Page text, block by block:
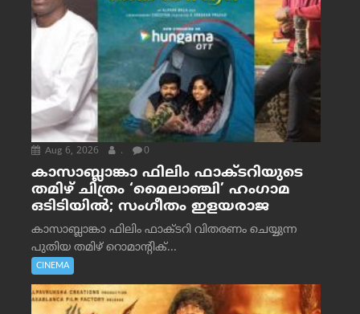
Aug 6, 2026 . 0
കാസാബ്ലാങ്കാ ഫിലിം ഫാക്ടറിയുടെ
തമിഴ് ചിത്രം ‘മൈലാഞ്ചി’ ഹംഗാമ
ഒടിടിയിൽ; സംഗീതം ഇളയരാജ
കാസാബ്ലാങ്കാ ഫിലിം ഫാക്ടറി വിതരണം ചെയ്യുന്ന
പുതിയ തമിഴ് റൊമാന്റിക്...
CINEMA